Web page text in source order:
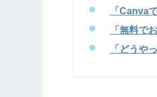
「Canva
「無料で
「どうや